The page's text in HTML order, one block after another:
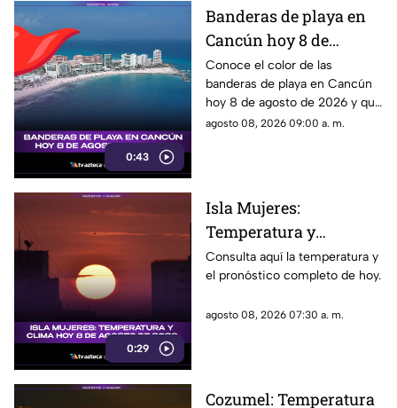
0:43
Banderas de playa en
Cancún hoy 8 de
agosto: ¿qué color
ondea y qué significa?
Conoce el color de las
banderas de playa en Cancún
hoy 8 de agosto de 2026 y qué
significa para los visitantes.
agosto 08, 2026 09:00 a. m.
0:29
Isla Mujeres:
Temperatura y
pronóstico del clima
para hoy, 8 de agosto de
Consulta aquí la temperatura y
el pronóstico completo de hoy.
agosto 08, 2026 07:30 a. m.
Cozumel: Temperatura